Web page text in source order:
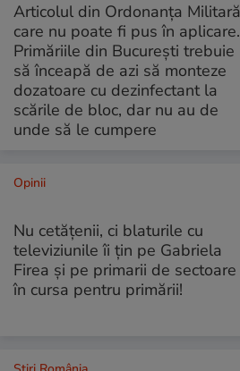
Articolul din Ordonanța Militară
care nu poate fi pus în aplicare.
Primăriile din București trebuie
să înceapă de azi să monteze
dozatoare cu dezinfectant la
scările de bloc, dar nu au de
unde să le cumpere
Opinii
Nu cetățenii, ci blaturile cu
televiziunile îi țin pe Gabriela
Firea și pe primarii de sectoare
în cursa pentru primării!